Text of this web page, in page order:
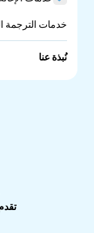
خدمات الترجمة
نُبذة عنا